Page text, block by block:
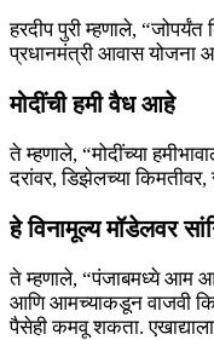
हरदीप पुरी म्हणाले,
प्रधानमंत्री आवास योजना
मोदींची हमी वैध आहे
ते म्हणाले, “मोदींच्या
दरांवर, डिझेलच्या
हे विनामूल्य मॉडेलवर
ते म्हणाले, “पंजाबमध्ये आम
आणि आमच्याकडून वाजवी
पैसेही कमवू शकता.